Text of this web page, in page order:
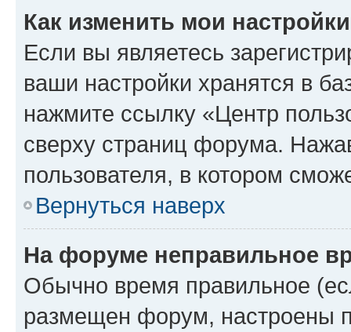
Как изменить мои
Если вы являетесь
ваши настройки хранятся в
нажмите ссылку «Центр
сверху страниц форума.
пользователя, в котором
Вернуться наверх
На форуме неправильное
Обычно время правильное
размещен форум, настроены